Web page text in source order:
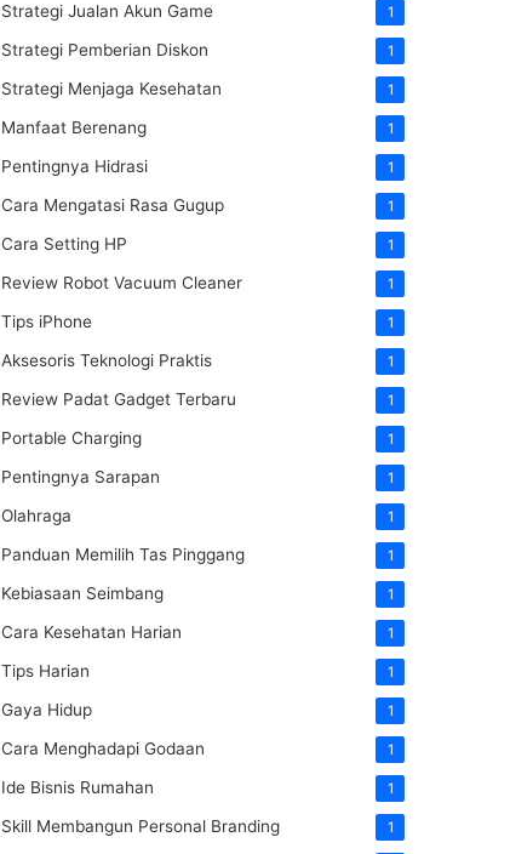
Strategi Jualan Akun Game 1
Strategi Pemberian Diskon 1
Strategi Menjaga Kesehatan 1
Manfaat Berenang 1
Pentingnya Hidrasi 1
Cara Mengatasi Rasa Gugup 1
Cara Setting HP 1
Review Robot Vacuum Cleaner 1
Tips iPhone 1
Aksesoris Teknologi Praktis 1
Review Padat Gadget Terbaru 1
Portable Charging 1
Pentingnya Sarapan 1
Olahraga 1
Panduan Memilih Tas Pinggang 1
Kebiasaan Seimbang 1
Cara Kesehatan Harian 1
Tips Harian 1
Gaya Hidup 1
Cara Menghadapi Godaan 1
Ide Bisnis Rumahan 1
Skill Membangun Personal Branding 1